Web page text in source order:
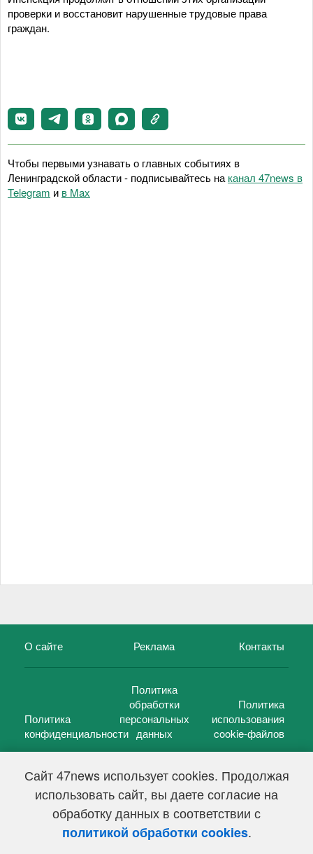
Сайт 47news использует cookies. Продолжая
использовать сайт, вы даете согласие на
обработку данных в соответствии с
политикой обработки cookies.
проверки и восстановит нарушенные трудовые права
граждан.
Чтобы первыми узнавать о главных событиях в
Ленинградской области - подписывайтесь на канал 47news в
Telegram и в Maх
О сайте Реклама Контакты
Политика
конфиденциальности
Политика
обработки
персональных
данных
Политика
использования
cookie-файлов
47 новостей (47 news)2005 — 2026 г.
Свидетельство о регистрации СМИ Эл № ФС 77-39848, выдано
Федеральной службой по надзору в сфере связи,
информационных технологий и массовых коммуникаций